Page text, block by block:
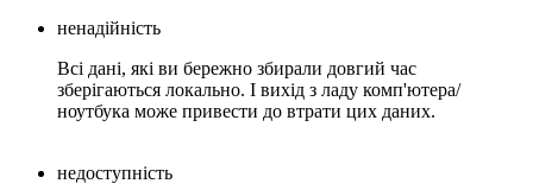
ненадійність
Всі дані, які ви бережно збирали довгий час
зберігаються локально. І вихід з ладу комп'ютера/
ноутбука може привести до втрати цих даних.
недоступність